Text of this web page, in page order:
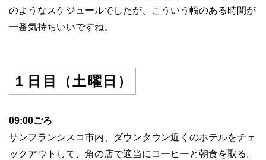
のようなスケジュールでしたが、こういう幅のある時間が
一番気持ちいいですね。
１日目（土曜日）
09:00ごろ
サンフランシスコ市内、ダウンタウン近くのホテルをチェ
ックアウトして、角の店で適当にコーヒーと朝食を取る。